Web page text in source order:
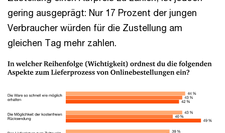
gering ausgeprägt: Nur 17 Prozent der jungen
Verbraucher würden für die Zustellung am
gleichen Tag mehr zahlen.